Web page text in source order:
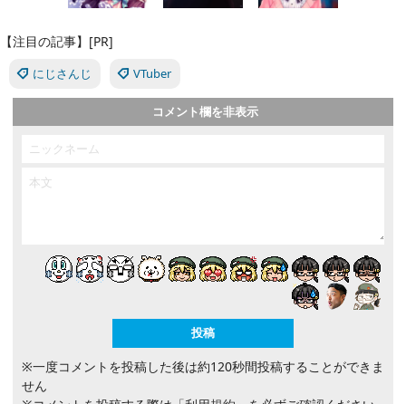
【注目の記事】[PR]
にじさんじ VTuber
コメント欄を非表示
※一度コメントを投稿した後は約120秒間投稿することができま
せん